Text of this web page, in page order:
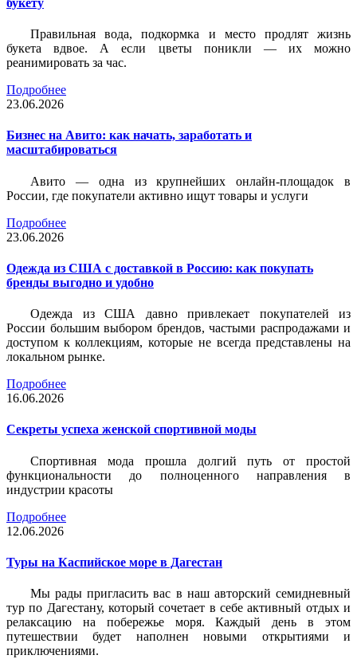
Правильная вода, подкормка и место продлят жизнь
букета вдвое. А если цветы поникли — их можно
реанимировать за час.
Подробнее
23.06.2026
Бизнес на Авито: как начать, заработать и
масштабироваться
Авито — одна из крупнейших онлайн-площадок в
России, где покупатели активно ищут товары и услуги
Подробнее
23.06.2026
Одежда из США с доставкой в Россию: как покупать
бренды выгодно и удобно
Одежда из США давно привлекает покупателей из
России большим выбором брендов, частыми распродажами и
доступом к коллекциям, которые не всегда представлены на
локальном рынке.
Подробнее
16.06.2026
Секреты успеха женской спортивной моды
Спортивная мода прошла долгий путь от простой
функциональности до полноценного направления в
индустрии красоты
Подробнее
12.06.2026
Туры на Каспийское море в Дагестан
Мы рады пригласить вас в наш авторский семидневный
тур по Дагестану, который сочетает в себе активный отдых и
релаксацию на побережье моря. Каждый день в этом
путешествии будет наполнен новыми открытиями и
приключениями.